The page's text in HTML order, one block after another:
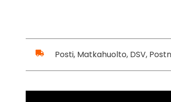
Posti, Matkahuolto, DSV,